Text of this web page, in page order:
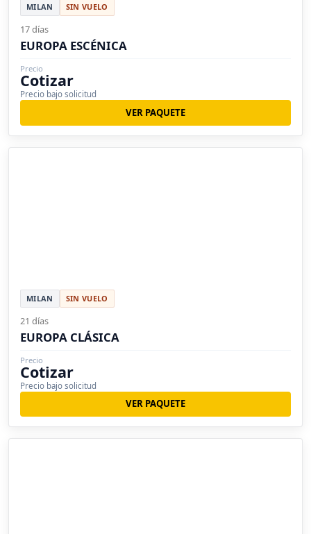
MILAN SIN VUELO
17 días
EUROPA ESCÉNICA
Precio
Cotizar
Precio bajo solicitud
VER PAQUETE
MILAN SIN VUELO
21 días
EUROPA CLÁSICA
Precio
Cotizar
Precio bajo solicitud
VER PAQUETE